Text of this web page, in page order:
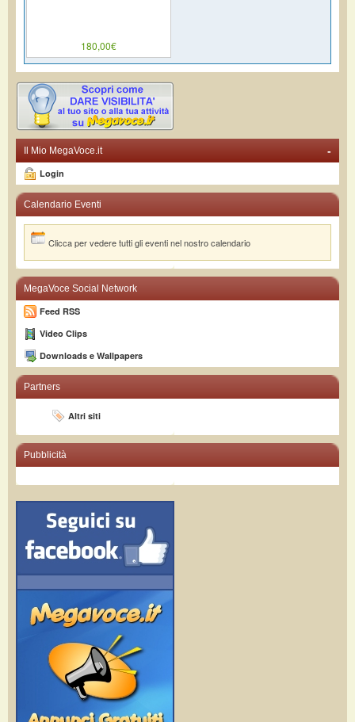
180,00€
-
Il Mio MegaVoce.it
Login
Calendario Eventi
Clicca per vedere tutti gli eventi nel nostro calendario
MegaVoce Social Network
Feed RSS
Video Clips
Downloads e Wallpapers
Partners
Altri siti
Pubblicità